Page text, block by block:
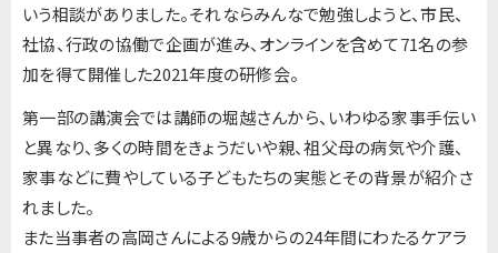
いう相談がありました。それならみんなで勉強しようと、市民、
社協、行政の協働で企画が進み、オンラインを含めて71名の参
加を得て開催した2021年度の研修会。
第一部の講演会では講師の堀越さんから、いわゆる家事手伝い
と異なり、多くの時間をきょうだいや親、祖父母の病気や介護、
家事などに費やしている子どもたちの実態とその背景が紹介さ
れました。
また当事者の高岡さんによる9歳からの24年間にわたるケアラ